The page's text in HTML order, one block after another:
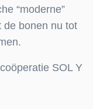
“moderne”
de bonen nu tot
SOL Y